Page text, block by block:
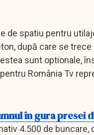
de spatiu pentru
după care se
sunt optionale,
România Tv
în gura presei
4.500 de